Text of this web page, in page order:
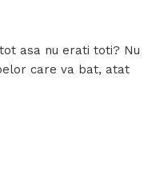
asa nu erati toti? Nu
care va bat, atat